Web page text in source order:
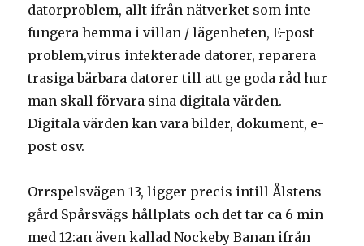
datorproblem, allt ifrån nätverket som inte
fungera hemma i villan / lägenheten, E-post
problem,virus infekterade datorer, reparera
trasiga bärbara datorer till att ge goda råd hur
man skall förvara sina digitala värden.
Digitala värden kan vara bilder, dokument, e-
post osv.
Orrspelsvägen 13, ligger precis intill Ålstens
gård Spårsvägs hållplats och det tar ca 6 min
med 12:an även kallad Nockeby Banan ifrån